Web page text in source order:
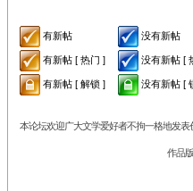
有新帖 没有新帖
有新帖 [ 热门 ] 没有新帖 [
有新帖 [ 解锁 ] 没有新帖 [
本论坛欢迎广大文学爱好者不拘一格地发
作品